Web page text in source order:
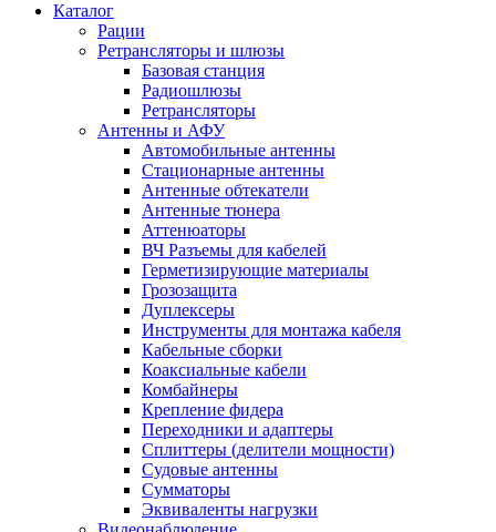
Каталог
Рации
Ретрансляторы и шлюзы
Базовая станция
Радиошлюзы
Ретрансляторы
Антенны и АФУ
Автомобильные антенны
Стационарные антенны
Антенные обтекатели
Антенные тюнера
Аттенюаторы
ВЧ Разъемы для кабелей
Герметизирующие материалы
Грозозащита
Дуплексеры
Инструменты для монтажа кабеля
Кабельные сборки
Коаксиальные кабели
Комбайнеры
Крепление фидера
Переходники и адаптеры
Сплиттеры (делители мощности)
Судовые антенны
Сумматоры
Эквиваленты нагрузки